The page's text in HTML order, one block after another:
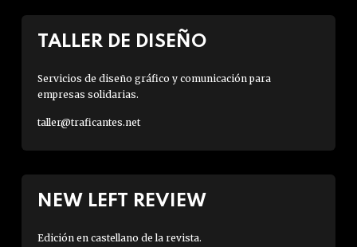
TALLER DE DISEÑO
Servicios de diseño gráfico y comunicación para
empresas solidarias.
taller@traficantes.net
NEW LEFT REVIEW
Edición en castellano de la revista.